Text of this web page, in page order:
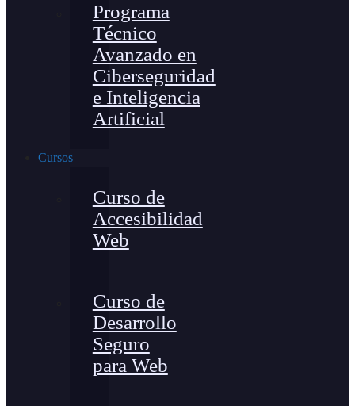
Programa
Técnico
Avanzado en
Ciberseguridad
e Inteligencia
Artificial
Cursos
Curso de
Accesibilidad
Web
Curso de
Desarrollo
Seguro
para Web